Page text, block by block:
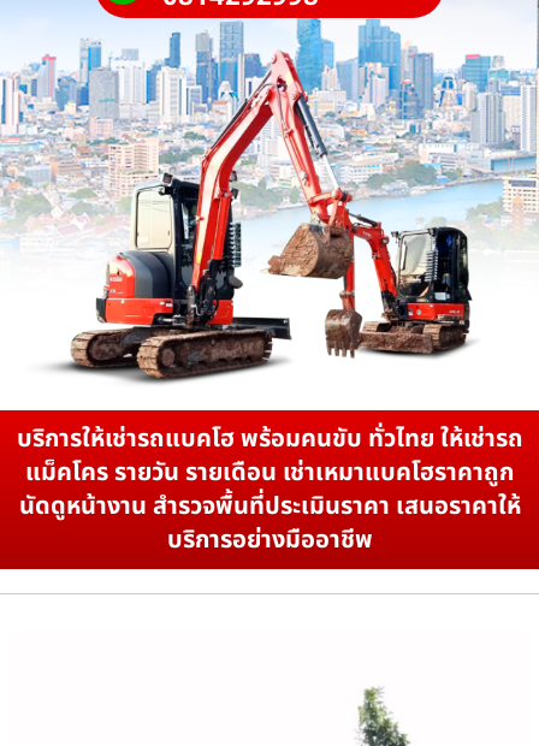
บริการให้เช่ารถแบคโฮ พร้อมคนขับ ทั่วไทย ให้เช่ารถ
แม็คโคร รายวัน รายเดือน เช่าเหมาแบคโฮราคาถูก
นัดดูหน้างาน สำรวจพื้นที่ประเมินราคา เสนอราคาให้
บริการอย่างมืออาชีพ